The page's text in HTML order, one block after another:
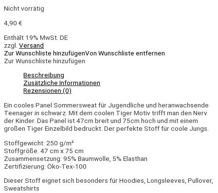
Nicht vorrätig
4,90 €
Enthält 19% MwSt. DE
zzgl. Versand
Zur Wunschliste hinzufügenVon Wunschliste entfernen
Zur Wunschliste hinzufügen
Beschreibung
Zusätzliche Informationen
Rezensionen (0)
Ein cooles Panel Sommersweat für Jugendliche und heranwachsende
Teenager in schwarz. Mit dem coolen Tiger Motiv trifft man den Nerv
der Kinder. Das Panel ist 47cm breit und 75cm hoch und mit einem
großen Tiger Einzelbild bedruckt. Der perfekte Stoff für coole Jungs.
Stoffgewicht: 250 g/m²
Stoffgröße: 47 cm x 75 cm
Zusammensetzung: 95% Baumwolle, 5% Elasthan
Zertifizierung: Öko-Tex-100
Dieser Stoff eignet sich besonders für Hoodies, Longsleeves, Pullover,
Sweatshirts